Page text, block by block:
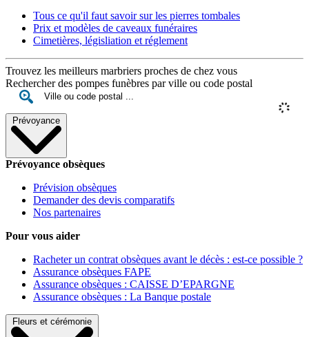
Tous ce qu'il faut savoir sur les pierres tombales
Prix et modèles de caveaux funéraires
Cimetières, législiation et réglement
Trouvez les meilleurs marbriers proches de chez vous
Rechercher des pompes funèbres par ville ou code postal
Prévoyance
Prévoyance obsèques
Prévision obsèques
Demander des devis comparatifs
Nos partenaires
Pour vous aider
Racheter un contrat obsèques avant le décès : est-ce possible ?
Assurance obsèques FAPE
Assurance obsèques : CAISSE D’EPARGNE
Assurance obsèques : La Banque postale
Fleurs et cérémonie